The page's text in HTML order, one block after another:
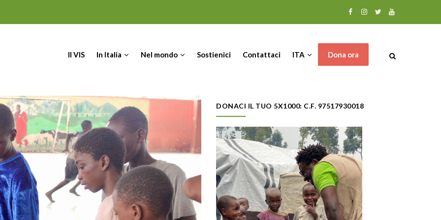
Il VIS In Italia Nel mondo Sostienici Contattaci ITA Dona ora
DONACI IL TUO 5X1000: C.F. 97517930018